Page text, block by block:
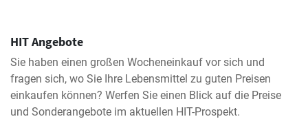
HIT Angebote
Sie haben einen großen Wocheneinkauf vor sich und
fragen sich, wo Sie Ihre Lebensmittel zu guten Preisen
einkaufen können? Werfen Sie einen Blick auf die Preise
und Sonderangebote im aktuellen HIT-Prospekt.